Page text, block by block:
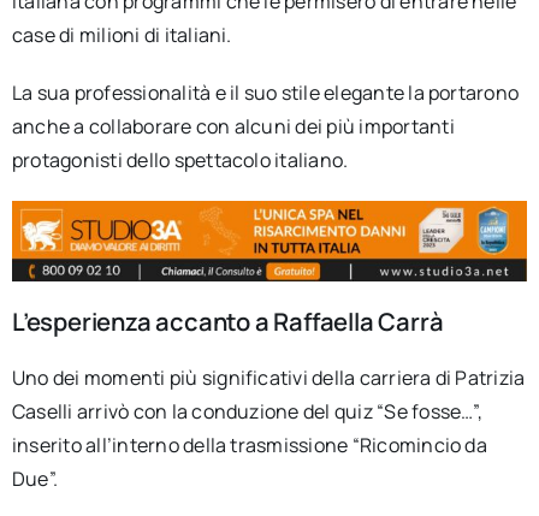
case di milioni di italiani.
La sua professionalità e il suo stile elegante la portarono
anche a collaborare con alcuni dei più importanti
protagonisti dello spettacolo italiano.
L’esperienza accanto a Raffaella Carrà
Uno dei momenti più significativi della carriera di Patrizia
Caselli arrivò con la conduzione del quiz “Se fosse…”,
inserito all’interno della trasmissione “Ricomincio da
Due”.